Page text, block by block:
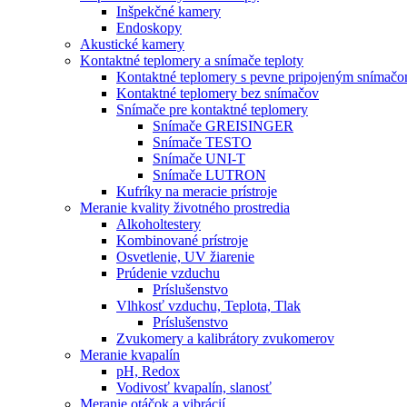
Inšpekčné kamery
Endoskopy
Akustické kamery
Kontaktné teplomery a snímače teploty
Kontaktné teplomery s pevne pripojeným
Kontaktné teplomery bez snímačov
Snímače pre kontaktné teplomery
Snímače GREISINGER
Snímače TESTO
Snímače UNI-T
Snímače LUTRON
Kufríky na meracie prístroje
Meranie kvality životného prostredia
Alkoholtestery
Kombinované prístroje
Osvetlenie, UV žiarenie
Prúdenie vzduchu
Príslušenstvo
Vlhkosť vzduchu, Teplota, Tlak
Príslušenstvo
Zvukomery a kalibrátory zvukomerov
Meranie kvapalín
pH, Redox
Vodivosť kvapalín, slanosť
Meranie otáčok a vibrácií